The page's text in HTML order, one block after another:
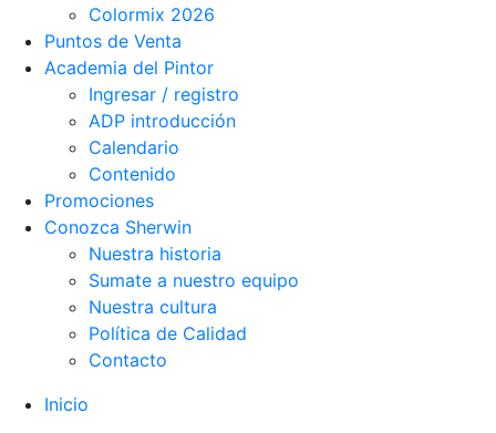
Colormix 2026
Puntos de Venta
Academia del Pintor
Ingresar / registro
ADP introducción
Calendario
Contenido
Promociones
Conozca Sherwin
Nuestra historia
Sumate a nuestro equipo
Nuestra cultura
Política de Calidad
Contacto
Inicio